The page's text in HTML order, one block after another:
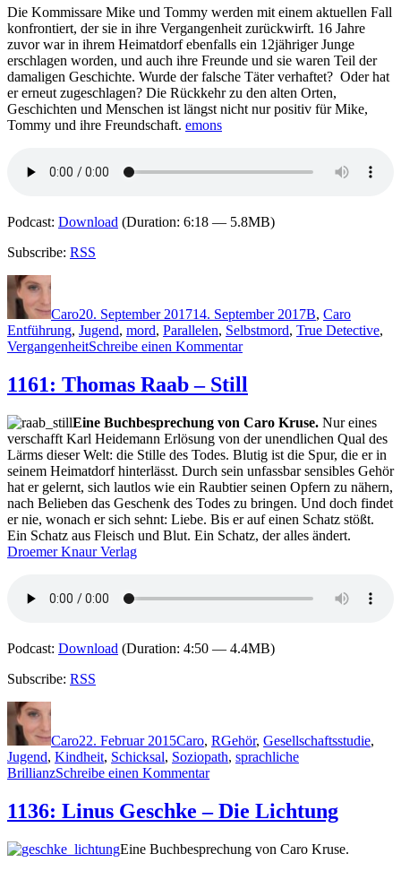
Angst
Die Kommissare Mike und Tommy werden mit einem aktuellen Fall
konfrontiert, der sie in ihre Vergangenheit zurückwirft. 16 Jahre
zuvor war in ihrem Heimatdorf ebenfalls ein 12jähriger Junge
erschlagen worden, und auch ihre Freunde und sie waren Teil der
damaligen Geschichte. Wurde der falsche Täter verhaftet? Oder hat
er erneut zugeschlagen? Die Rückkehr zu den alten Orten,
Geschichten und Menschen ist längst nicht nur positiv für Mike,
Tommy und ihre Freundschaft. emons
Podcast: Download (Duration: 6:18 — 5.8MB)
Subscribe: RSS
Autor
Caro20. September 201714. September 2017B, Caro
Entführung, Jugend, mord, Parallelen, Selbstmord, True Detective,
VergangenheitSchreibe einen Kommentarzu
Simon
Bartsch
Schwarze
Angst
1161: Thomas Raab – Still
Eine Buchbesprechung von Caro Kruse. Nur eines
verschafft Karl Heidemann Erlösung von der unendlichen Qual des
Lärms dieser Welt: die Stille des Todes. Blutig ist die Spur, die er in
seinem Heimatdorf hinterlässt. Durch sein unfassbar sensibles Gehör
hat er gelernt, sich lautlos wie ein Raubtier seinen Opfern zu nähern,
nach Belieben das Geschenk des Todes zu bringen. Und doch findet
er nie, wonach er sich sehnt: Liebe. Bis er auf einen Schatz stößt.
Ein Schatz aus Fleisch und Blut. Ein Schatz, der alles ändert.
Droemer Knaur Verlag
Podcast: Download (Duration: 4:50 — 4.4MB)
Subscribe: RSS
Autor
Caro22. Februar 2015Caro, RGehör, Gesellschaftsstudie,
Jugend, Kindheit, Schicksal, Soziopath, sprachliche
BrillianzSchreibe einen Kommentarzu
Thomas
Raab
Still
1136: Linus Geschke – Die Lichtung
Eine Buchbesprechung von Caro Kruse.